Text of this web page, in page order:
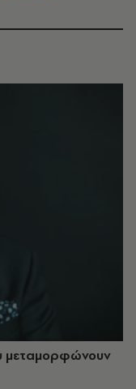
μεταμορφώνουν